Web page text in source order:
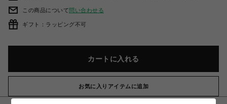
この商品について問い合わせる
ギフト：ラッピング不可
カートに入れる
お気に入りアイテムに追加